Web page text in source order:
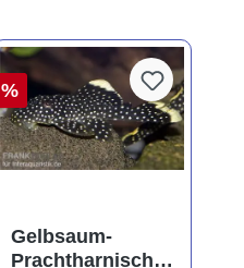
%
Gelbsaum-
Prachtharnischw